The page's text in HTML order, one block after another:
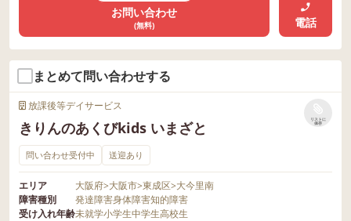
お問い合わせ
(無料) 電話
まとめて問い合わせする
放課後等デイサービス
きりんのあくびkids いまざと
リストに
保存
問い合わせ受付中 送迎あり
エリア 大阪府>大阪市>東成区>大今里南
障害種別
発達障害身体障害知的障害
受け入れ年齢未就学小学生中学生高校生